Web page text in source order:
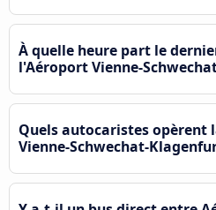
À quelle heure part le
l'Aéroport Vienne-
Quels autocaristes opèrent
Vienne-Schwechat-